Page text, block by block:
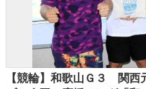
【競輪】和歌山Ｇ３ 関西